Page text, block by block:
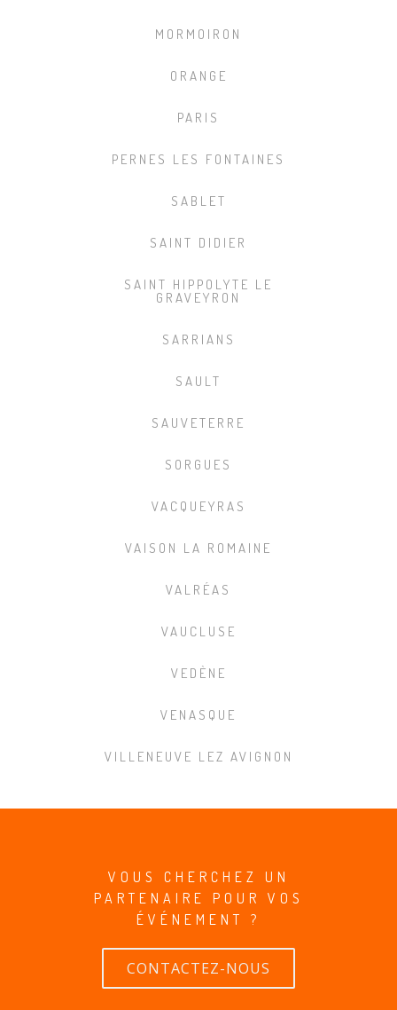
MORMOIRON
ORANGE
PARIS
PERNES LES FONTAINES
SABLET
SAINT DIDIER
SAINT HIPPOLYTE LE
GRAVEYRON
SARRIANS
SAULT
SAUVETERRE
SORGUES
VACQUEYRAS
VAISON LA ROMAINE
VALRÉAS
VAUCLUSE
VEDÈNE
VENASQUE
VILLENEUVE LEZ AVIGNON
VOUS CHERCHEZ UN
PARTENAIRE POUR VOS
ÉVÉNEMENT ?
CONTACTEZ-NOUS